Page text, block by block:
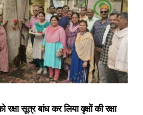
रक्षा सूत्र बांध कर लिया वृक्षों की रक्षा